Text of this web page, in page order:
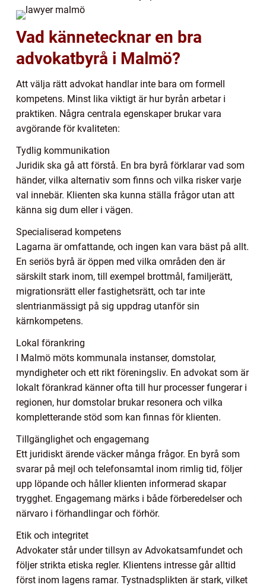
Vad kännetecknar en bra
advokatbyrå i Malmö?
Att välja rätt advokat handlar inte bara om formell
kompetens. Minst lika viktigt är hur byrån arbetar i
praktiken. Några centrala egenskaper brukar vara
avgörande för kvaliteten:
Tydlig kommunikation
Juridik ska gå att förstå. En bra byrå förklarar vad som
händer, vilka alternativ som finns och vilka risker varje
val innebär. Klienten ska kunna ställa frågor utan att
känna sig dum eller i vägen.
Specialiserad kompetens
Lagarna är omfattande, och ingen kan vara bäst på allt.
En seriös byrå är öppen med vilka områden den är
särskilt stark inom, till exempel brottmål, familjerätt,
migrationsrätt eller fastighetsrätt, och tar inte
slentrianmässigt på sig uppdrag utanför sin
kärnkompetens.
Lokal förankring
I Malmö möts kommunala instanser, domstolar,
myndigheter och ett rikt föreningsliv. En advokat som är
lokalt förankrad känner ofta till hur processer fungerar i
regionen, hur domstolar brukar resonera och vilka
kompletterande stöd som kan finnas för klienten.
Tillgänglighet och engagemang
Ett juridiskt ärende väcker många frågor. En byrå som
svarar på mejl och telefonsamtal inom rimlig tid, följer
upp löpande och håller klienten informerad skapar
trygghet. Engagemang märks i både förberedelser och
närvaro i förhandlingar och förhör.
Etik och integritet
Advokater står under tillsyn av Advokatsamfundet och
följer strikta etiska regler. Klientens intresse går alltid
först inom lagens ramar. Tystnadsplikten är stark, vilket